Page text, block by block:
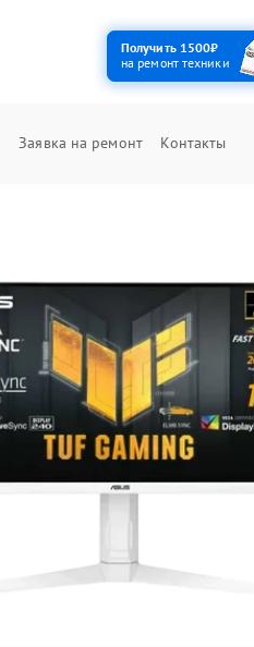
Получить 1500₽
на ремонт техники
Заявка на ремонт Контакты